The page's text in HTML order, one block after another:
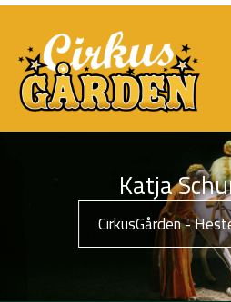
Katja
CirkusGården -